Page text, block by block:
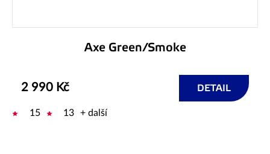
Axe Green/Smoke
2 990 Kč DETAIL
15 13 + další